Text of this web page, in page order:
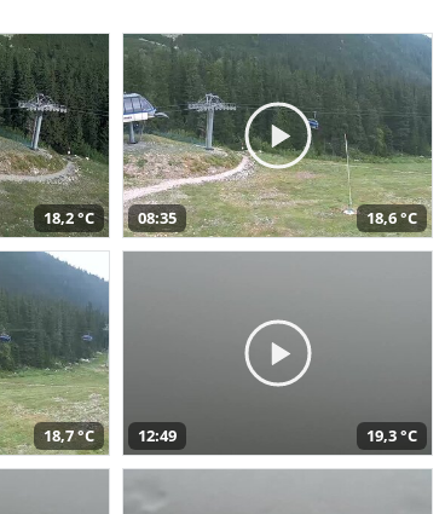
18,2 °C 08:35 18,6 °C
18,7 °C 12:49 19,3 °C